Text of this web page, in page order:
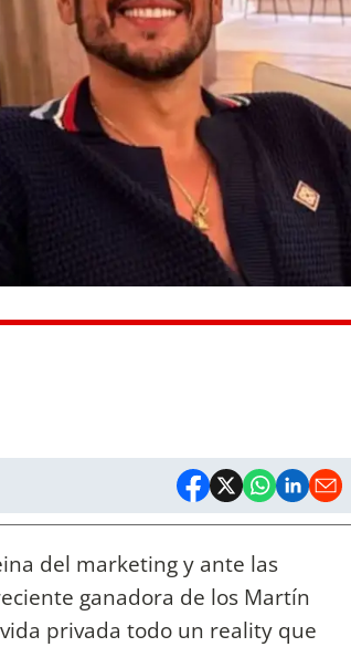
del marketing y ante las
ganadora de los Martín
privada todo un reality que